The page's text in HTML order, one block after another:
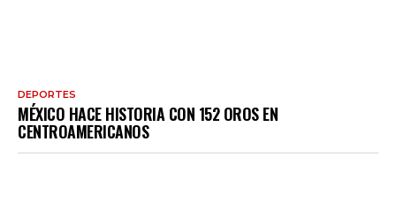
DEPORTES
MÉXICO HACE HISTORIA CON 152 OROS EN
CENTROAMERICANOS